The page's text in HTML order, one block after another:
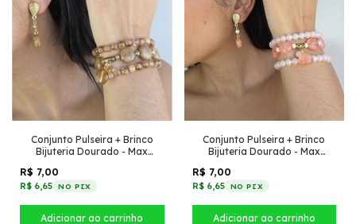
Conjunto Pulseira + Brinco
Bijuteria Dourado - Max
R$ 7,00
R$ 6,65 NO PIX
Conjunto Pulseira + Brinco
Bijuteria Dourado - Max
R$ 7,00
R$ 6,65 NO PIX